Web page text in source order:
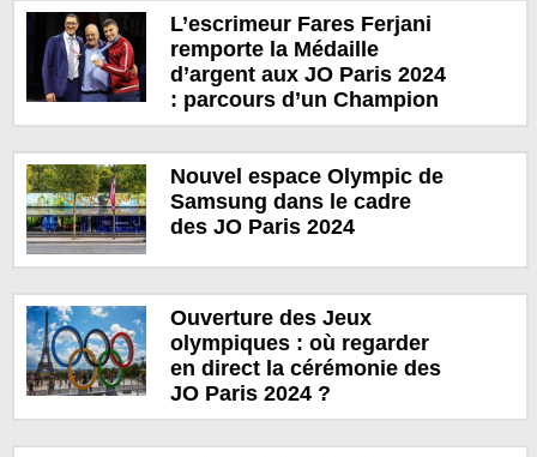
L’escrimeur Fares Ferjani
remporte la Médaille
d’argent aux JO Paris 2024
: parcours d’un Champion
Nouvel espace Olympic de
Samsung dans le cadre
des JO Paris 2024
Ouverture des Jeux
olympiques : où regarder
en direct la cérémonie des
JO Paris 2024 ?